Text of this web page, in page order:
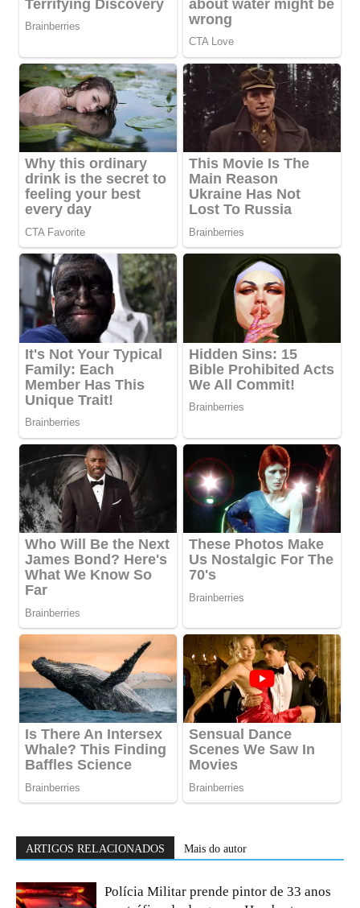
ARTIGOS RELACIONADOS Mais do autor
Polícia Militar prende pintor de 33 anos